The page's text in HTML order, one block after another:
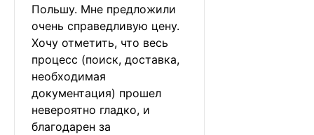
Польшу. Мне предложили
очень справедливую цену.
Хочу отметить, что весь
процесс (поиск, доставка,
необходимая
документация) прошел
невероятно гладко, и
благодарен за